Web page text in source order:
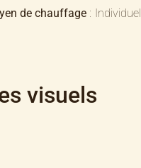
de chauffage Individuel
visuels